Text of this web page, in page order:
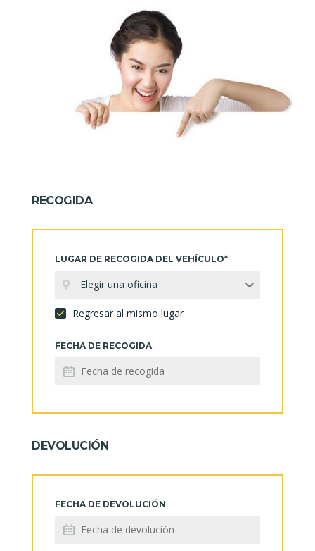
RECOGIDA
LUGAR DE RECOGIDA DEL VEHÍCULO*
Elegir una oficina
Regresar al mismo lugar
FECHA DE RECOGIDA
DEVOLUCIÓN
FECHA DE DEVOLUCIÓN